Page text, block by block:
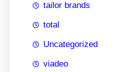
tailor brands
total
Uncategorized
viadeo